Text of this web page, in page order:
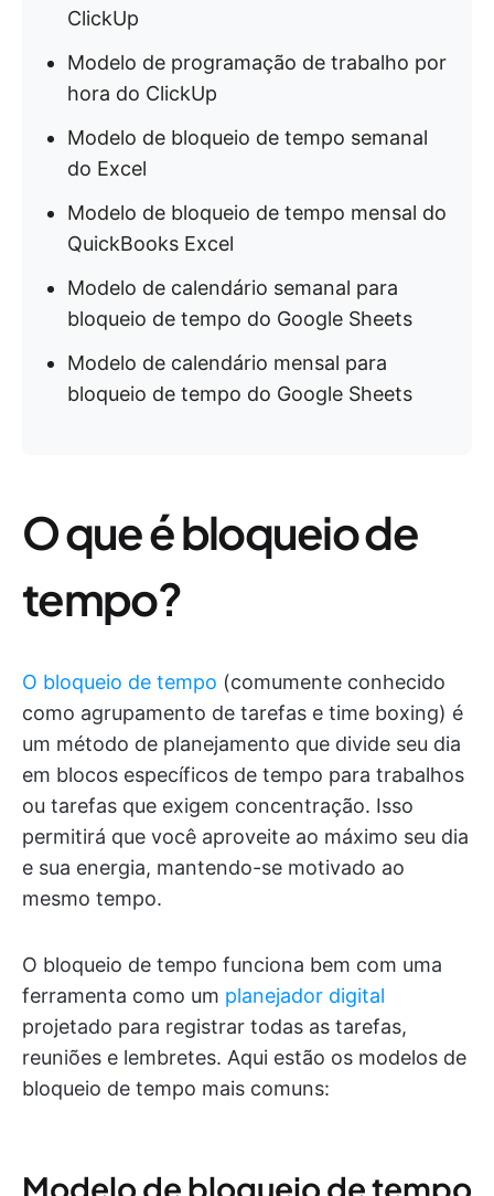
ClickUp
Modelo de programação de trabalho por
hora do ClickUp
Modelo de bloqueio de tempo semanal
do Excel
Modelo de bloqueio de tempo mensal do
QuickBooks Excel
Modelo de calendário semanal para
bloqueio de tempo do Google Sheets
Modelo de calendário mensal para
bloqueio de tempo do Google Sheets
O que é bloqueio de
tempo?
O bloqueio de tempo (comumente conhecido
como agrupamento de tarefas e time boxing) é
um método de planejamento que divide seu dia
em blocos específicos de tempo para trabalhos
ou tarefas que exigem concentração. Isso
permitirá que você aproveite ao máximo seu dia
e sua energia, mantendo-se motivado ao
mesmo tempo.
O bloqueio de tempo funciona bem com uma
ferramenta como um planejador digital
projetado para registrar todas as tarefas,
reuniões e lembretes. Aqui estão os modelos de
bloqueio de tempo mais comuns:
Modelo de bloqueio de tempo